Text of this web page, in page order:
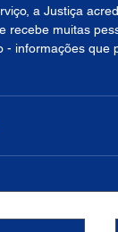
a Justiça
recebe muitas
- informações que